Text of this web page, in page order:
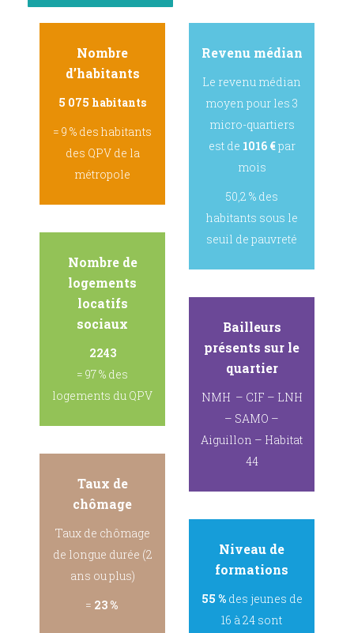
Nombre
d’habitants
5 075 habitants
= 9 % des habitants
des QPV de la
métropole
Nombre de
logements
locatifs
sociaux
2243
= 97 % des
logements du QPV
Taux de
chômage
Taux de chômage
de longue durée (2
ans ou plus)
= 23 %
Revenu médian
Le revenu médian
moyen pour les 3
micro-quartiers
est de 1016 €par
mois
50,2 % des
habitants sous le
seuil de pauvreté
Bailleurs
présents sur le
quartier
NMH – CIF – LNH
– SAMO –
Aiguillon – Habitat
44
Niveau de
formations
55 % des jeunes de
16 à 24 sont